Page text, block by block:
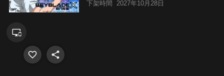
下架時間 2027年10月28日